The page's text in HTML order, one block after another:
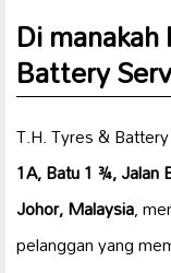
Di
Battery
T.H. Tyres &
1A, Batu 1 ¾, Jalan
Johor, Malaysia,
pelanggan yang